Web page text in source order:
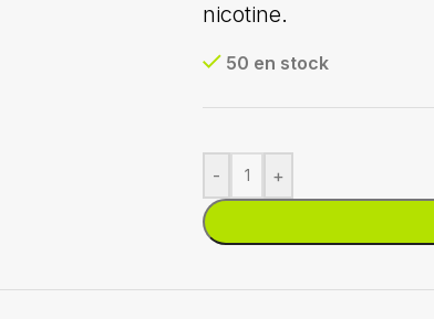
nicotine.
50 en stock
- +